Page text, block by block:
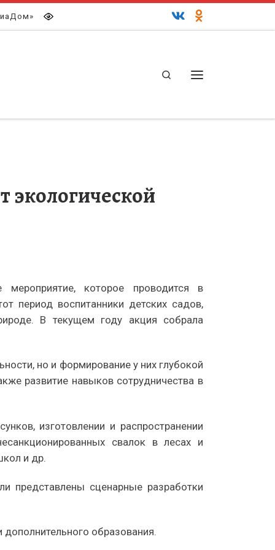
Search
экологической
которое проводится в
период воспитанники детских садов,
В текущем году акция собрала
но и формирование у них глубокой
развитие навыков сотрудничества в
изготовлении и распространении
свалок в лесах и
и др.
представлены сценарные разработки
образования.